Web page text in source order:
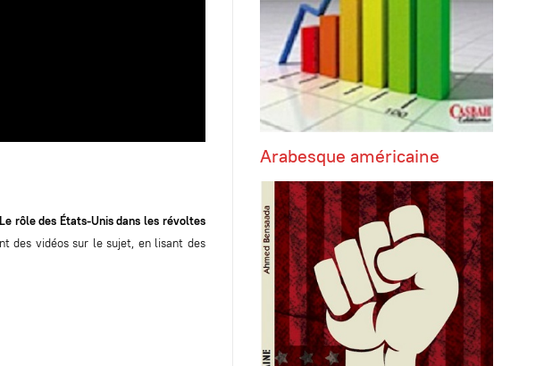
rôle des États-Unis dans les révoltes
des vidéos sur le sujet, en lisant des
Arabesque américaine